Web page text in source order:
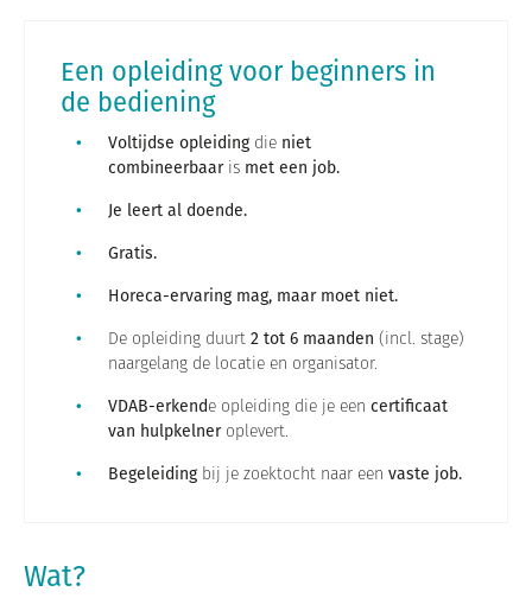
Een opleiding voor beginners in
de bediening
Voltijdse opleidingdie niet
combineerbaaris met een job.
Je leert al doende.
Gratis.
Horeca-ervaring mag, maar moet niet.
De opleiding duurt 2 tot 6 maanden (incl. stage)
naargelang de locatie en organisator.
VDAB-erkende opleiding die je een certificaat
van hulpkelner oplevert.
Begeleiding bij je zoektocht naar een vaste job.
Wat?